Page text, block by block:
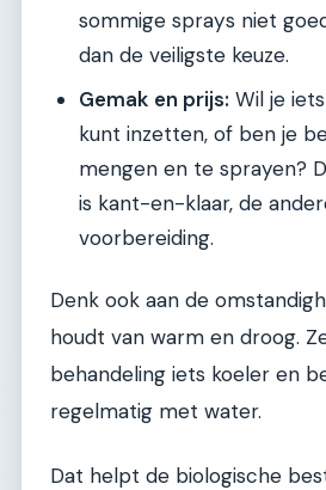
sommige sprays niet
dan de veiligste keuze.
Gemak en prijs: Wil je
kunt inzetten, of ben je
mengen en te sprayen?
is kant-en-klaar, de
voorbereiding.
Denk ook aan de
houdt van warm en droog.
behandeling iets koeler en
regelmatig met water.
Dat helpt de biologische